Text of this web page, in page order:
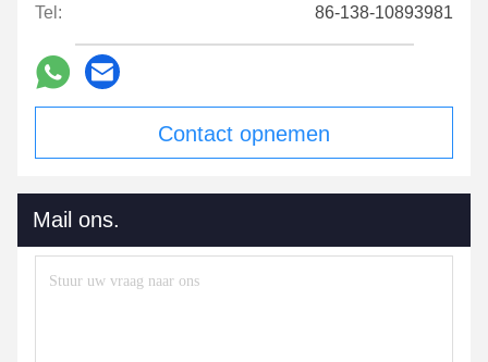
Tel: 86-138-10893981
Contact opnemen
Mail ons.